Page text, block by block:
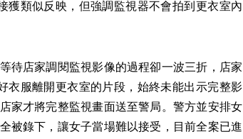
獲類似反映，但強調監視器不會拍到更衣室內
待店家調閱監視影像的過程卻一波三折，店家
衣服離開更衣室的片段，始終未能出示完整影
家才將完整監視畫面送至警局。警方並安排女
被錄下，讓女子當場難以接受，目前全案已進